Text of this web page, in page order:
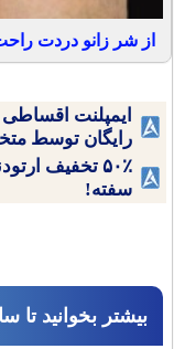
از شر زانو دردت
ایمپلنت
رایگان توسط
۵۰٪ تخفیف
سفته!
بیشتر بخوانید تا